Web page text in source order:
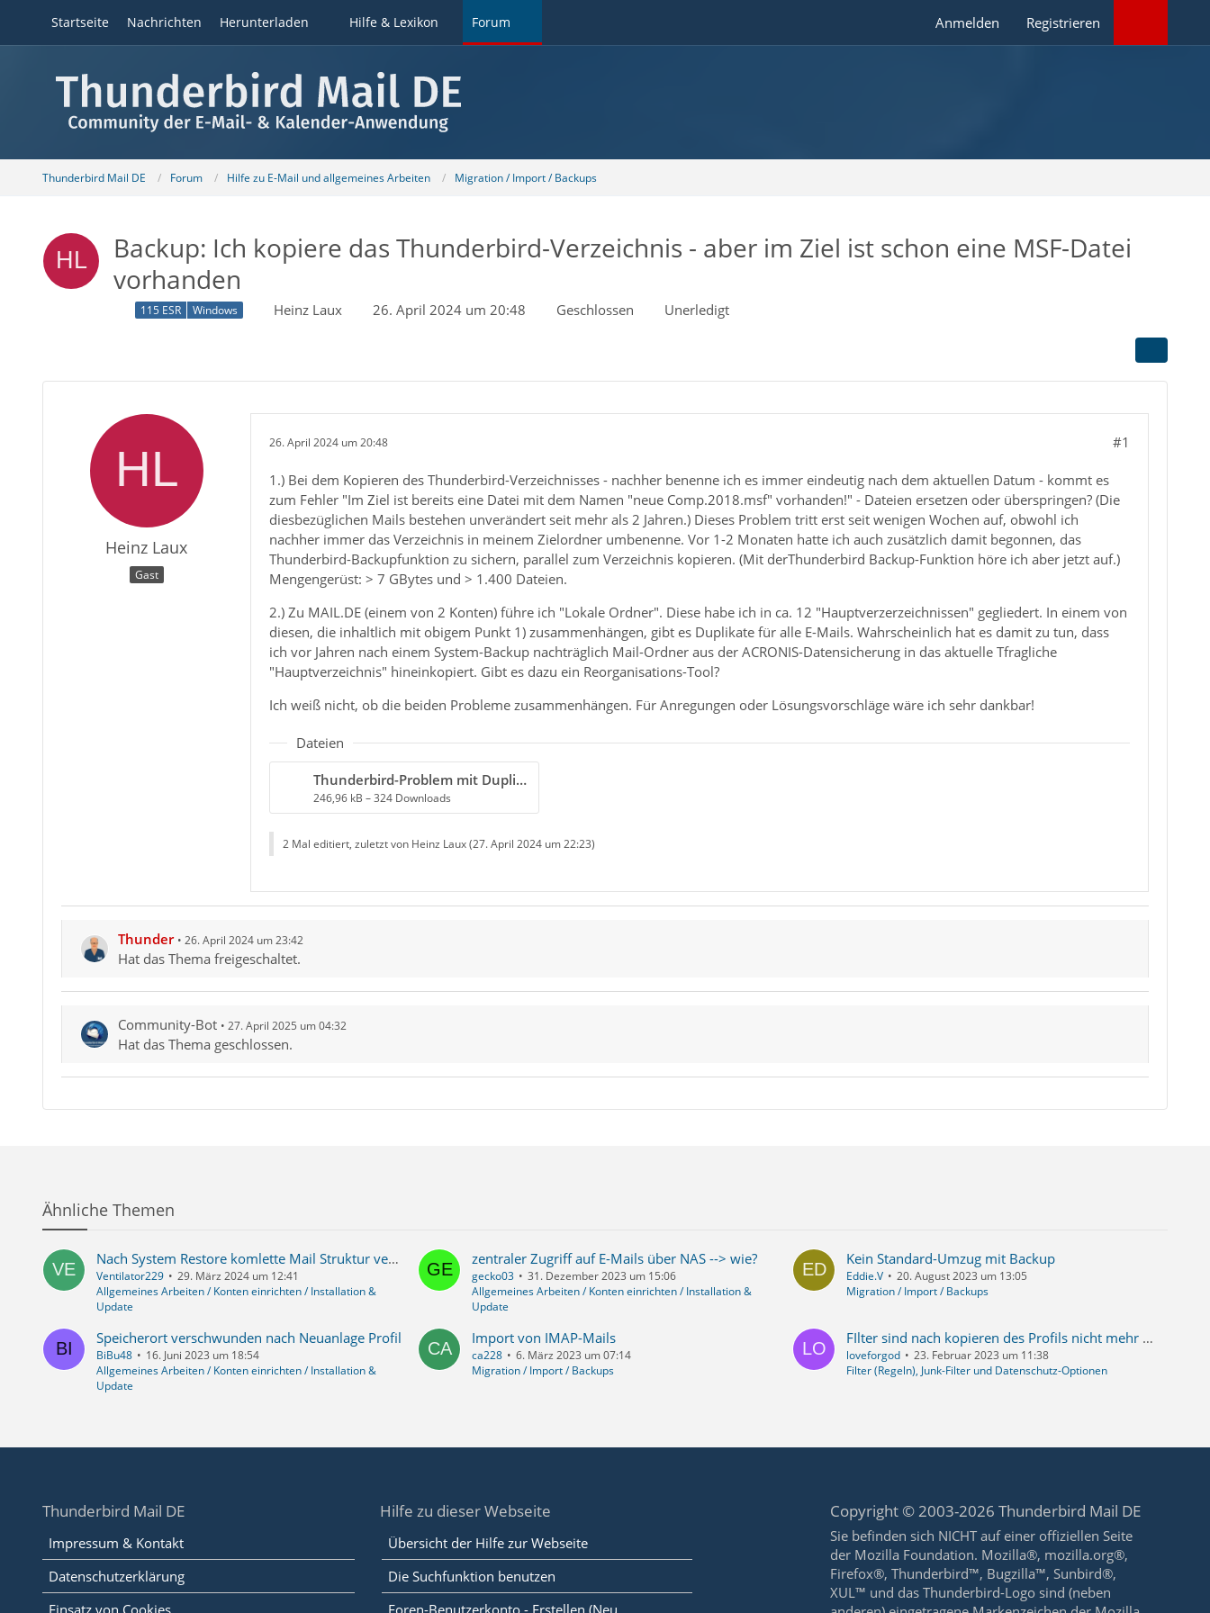
Startseite Nachrichten Herunterladen Hilfe & Lexikon Forum Anmelden Registrieren
Thunderbird Mail DE Forum Hilfe zu E-Mail und allgemeines Arbeiten Migration / Import / Backups
Backup: Ich kopiere das Thunderbird-Verzeichnis - aber im Ziel ist schon eine MSF-Datei
vorhanden
115 ESR Windows Heinz Laux 26. April 2024 um 20:48 Geschlossen Unerledigt
Heinz Laux
Gast
26. April 2024 um 20:48 #1
1.) Bei dem Kopieren des Thunderbird-Verzeichnisses - nachher benenne ich es immer eindeutig nach dem aktuellen Datum - kommt es
zum Fehler "Im Ziel ist bereits eine Datei mit dem Namen "neue Comp.2018.msf" vorhanden!" - Dateien ersetzen oder überspringen? (Die
diesbezüglichen Mails bestehen unverändert seit mehr als 2 Jahren.) Dieses Problem tritt erst seit wenigen Wochen auf, obwohl ich
nachher immer das Verzeichnis in meinem Zielordner umbenenne. Vor 1-2 Monaten hatte ich auch zusätzlich damit begonnen, das
Thunderbird-Backupfunktion zu sichern, parallel zum Verzeichnis kopieren. (Mit derThunderbird Backup-Funktion höre ich aber jetzt auf.)
Mengengerüst: > 7 GBytes und > 1.400 Dateien.
2.) Zu MAIL.DE (einem von 2 Konten) führe ich "Lokale Ordner". Diese habe ich in ca. 12 "Hauptverzerzeichnissen" gegliedert. In einem von
diesen, die inhaltlich mit obigem Punkt 1) zusammenhängen, gibt es Duplikate für alle E-Mails. Wahrscheinlich hat es damit zu tun, dass
ich vor Jahren nach einem System-Backup nachträglich Mail-Ordner aus der ACRONIS-Datensicherung in das aktuelle Tfragliche
"Hauptverzeichnis" hineinkopiert. Gibt es dazu ein Reorganisations-Tool?
Ich weiß nicht, ob die beiden Probleme zusammenhängen. Für Anregungen oder Lösungsvorschläge wäre ich sehr dankbar!
Dateien
Thunderbird-Problem mit Duplikaten im Bestand und bei Verzeichnis-Sicherung 2024-04-27 - extern.pdf
246,96 kB – 324 Downloads
2 Mal editiert, zuletzt von Heinz Laux (27. April 2024 um 22:23)
Thunder 26. April 2024 um 23:42
Hat das Thema freigeschaltet.
Community-Bot 27. April 2025 um 04:32
Hat das Thema geschlossen.
Ähnliche Themen
Nach System Restore komlette Mail Struktur verloren
Ventilator229
29. März 2024 um 12:41
Allgemeines Arbeiten / Konten einrichten / Installation &
Update
zentraler Zugriff auf E-Mails über NAS --> wie?
gecko03
31. Dezember 2023 um 15:06
Allgemeines Arbeiten / Konten einrichten / Installation &
Update
Kein Standard-Umzug mit Backup
Eddie.V
20. August 2023 um 13:05
Migration / Import / Backups
Speicherort verschwunden nach Neuanlage Profil
BiBu48
16. Juni 2023 um 18:54
Allgemeines Arbeiten / Konten einrichten / Installation &
Update
Import von IMAP-Mails
ca228
6. März 2023 um 07:14
Migration / Import / Backups
FIlter sind nach kopieren des Profils nicht mehr vorhanden
loveforgod
23. Februar 2023 um 11:38
Filter (Regeln), Junk-Filter und Datenschutz-Optionen
Thunderbird Mail DE
Impressum & Kontakt
Datenschutzerklärung
Hilfe zu dieser Webseite
Übersicht der Hilfe zur Webseite
Die Suchfunktion benutzen
Copyright © 2003-2026 Thunderbird Mail DE
Sie befinden sich NICHT auf einer offiziellen Seite
der Mozilla Foundation. Mozilla®, mozilla.org®,
Firefox®, Thunderbird™, Bugzilla™, Sunbird®,
XUL™ und das Thunderbird-Logo sind (neben